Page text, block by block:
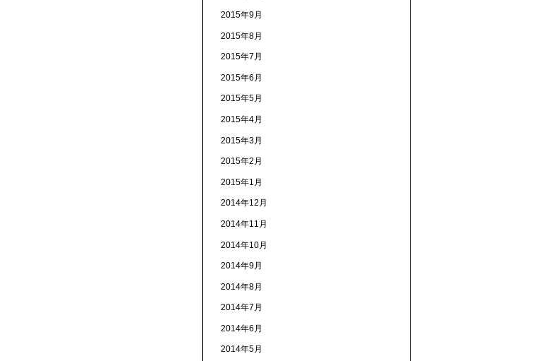
2015年9月
2015年8月
2015年7月
2015年6月
2015年5月
2015年4月
2015年3月
2015年2月
2015年1月
2014年12月
2014年11月
2014年10月
2014年9月
2014年8月
2014年7月
2014年6月
2014年5月